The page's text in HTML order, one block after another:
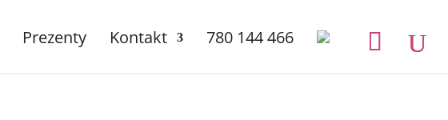
Prezenty Kontakt 780 144 466